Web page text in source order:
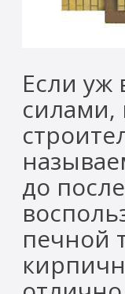
Если уж
силами,
до
печной